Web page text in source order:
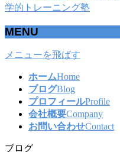
MENU
メニューを飛ばす
ホームHome
ブログBlog
プロフィールProfile
会社概要Company
お問い合わせContact
ブログ